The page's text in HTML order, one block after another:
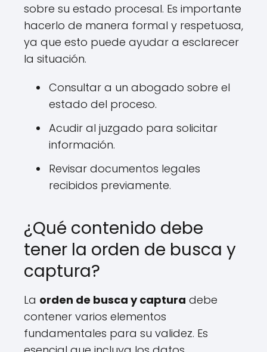
sobre su estado procesal. Es importante
hacerlo de manera formal y respetuosa,
ya que esto puede ayudar a esclarecer
la situación.
Consultar a un abogado sobre el
estado del proceso.
Acudir al juzgado para solicitar
información.
Revisar documentos legales
recibidos previamente.
¿Qué contenido debe
tener la orden de busca y
captura?
La orden de busca y captura debe
contener varios elementos
fundamentales para su validez. Es